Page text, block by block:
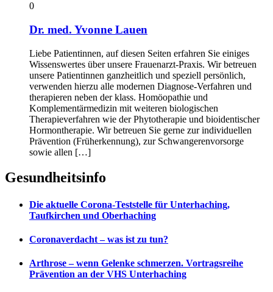
0
Dr. med. Yvonne Lauen
Liebe Patientinnen, auf diesen Seiten erfahren Sie einiges
Wissenswertes über unsere Frauenarzt-Praxis. Wir betreuen
unsere Patientinnen ganzheitlich und speziell persönlich,
verwenden hierzu alle modernen Diagnose-Verfahren und
therapieren neben der klass. Homöopathie und
Komplementärmedizin mit weiteren biologischen
Therapieverfahren wie der Phytotherapie und bioidentischer
Hormontherapie. Wir betreuen Sie gerne zur individuellen
Prävention (Früherkennung), zur Schwangerenvorsorge
sowie allen […]
Gesundheitsinfo
Die aktuelle Corona-Teststelle für Unterhaching,
Taufkirchen und Oberhaching
Coronaverdacht – was ist zu tun?
Arthrose – wenn Gelenke schmerzen. Vortragsreihe
Prävention an der VHS Unterhaching